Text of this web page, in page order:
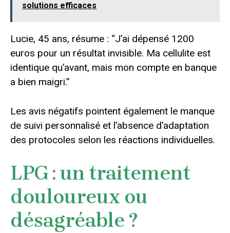
solutions efficaces
Lucie, 45 ans, résume : “J’ai dépensé 1200
euros pour un résultat invisible. Ma cellulite est
identique qu’avant, mais mon compte en banque
a bien maigri.”
Les avis négatifs pointent également le manque
de suivi personnalisé et l’absence d’adaptation
des protocoles selon les réactions individuelles.
LPG : un traitement
douloureux ou
désagréable ?